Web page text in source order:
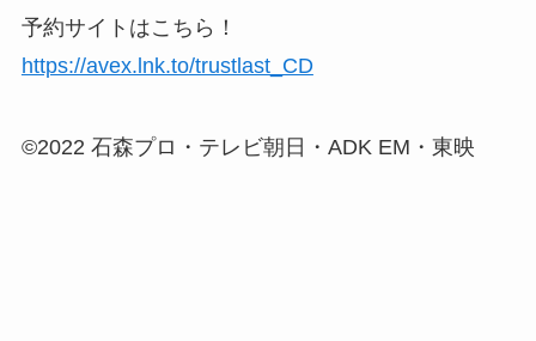
予約サイトはこちら！
https://avex.lnk.to/trustlast_CD
©2022 石森プロ・テレビ朝日・ADK EM・東映